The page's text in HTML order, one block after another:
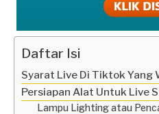
Daftar Isi
Syarat Live Di Tiktok Yang
Persiapan Alat Untuk Live
Lampu Lighting atau